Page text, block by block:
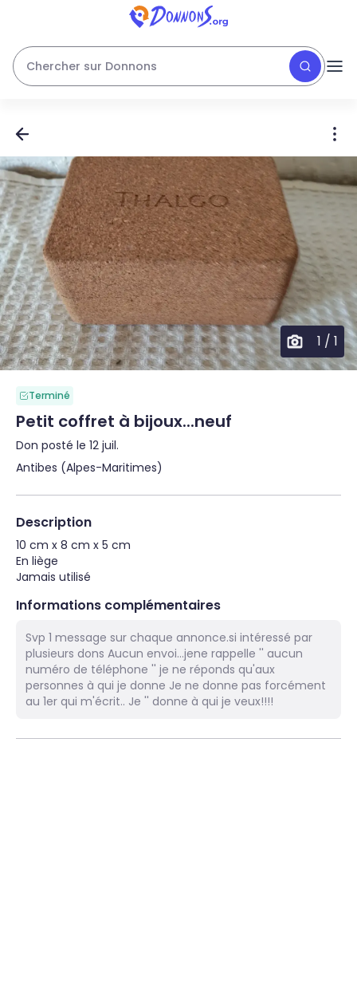
Chercher sur Donnons
1 / 1
Terminé
Petit coffret à bijoux...neuf
Don posté le 12 juil.
Antibes (Alpes-Maritimes)
Description
10 cm x 8 cm x 5 cm
En liège
Jamais utilisé
Informations complémentaires
Svp 1 message sur chaque annonce.si intéressé par
plusieurs dons Aucun envoi...jene rappelle '' aucun
numéro de téléphone '' je ne réponds qu'aux
personnes à qui je donne Je ne donne pas forcément
au 1er qui m'écrit.. Je '' donne à qui je veux!!!!